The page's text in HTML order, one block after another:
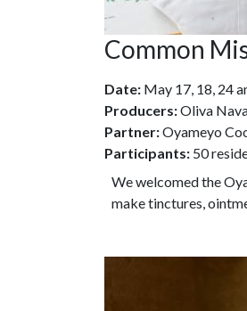
Common
Date: May 17, 18, 24
Producers:Oliva
Partner:Oyameyo
Participants: 50
We welcomed the
make tinctures,